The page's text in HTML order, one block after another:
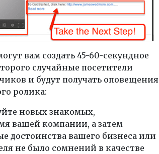
вам создать 45-60-секундное
случайные посетители
и будут получать оповещения
ролика:
новых знакомых,
вашей компании, а затем
достоинства вашего бизнеса или
не было сомнений в качестве